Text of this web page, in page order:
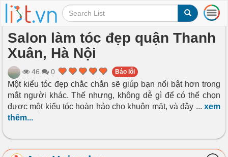
T
o
g
a
i
g
i
o
Salon làm tóc đẹp quận Thanh
Xuân, Hà Nội
46 0 Báo lỗi
Một kiểu tóc đẹp chắc chắn sẽ giúp bạn nổi bật hơn trong
mắt người khác. Thế nhưng, không dễ gì để có thể chọn
được một kiểu tóc hoàn hảo cho khuôn mặt, và đây ...xem
thêm...